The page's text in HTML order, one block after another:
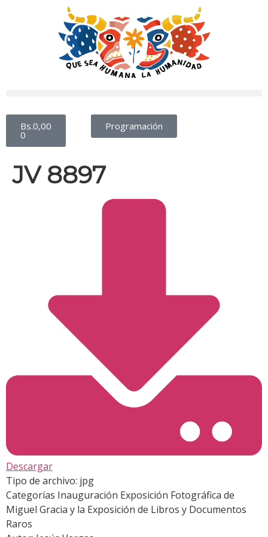
Programación
Bs.0,00
0
JV 8897
Descargar
Tipo de archivo: jpg
Categorías Inauguración Exposición Fotográfica de
Miguel Gracia y la Exposición de Libros y Documentos
Raros